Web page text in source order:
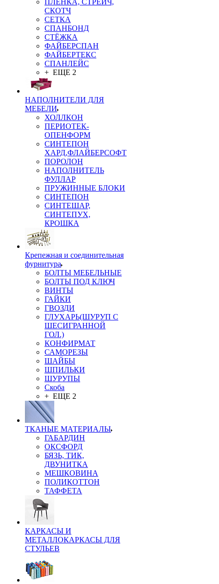
ПЛЁНКА, СТРЕЙЧ,
СКОТЧ
СЕТКА
СПАНБОНД
СТЁЖКА
ФАЙБЕРСПАН
ФАЙБЕРТЕКС
СПАНЛЕЙС
+ ЕЩЕ 2
НАПОЛНИТЕЛИ ДЛЯ
МЕБЕЛИ
ХОЛЛКОН
ПЕРИОТЕК-
ОПЕНФОРМ
СИНТЕПОН
ХАРД,ФЛАЙБЕРСОФТ
ПОРОЛОН
НАПОЛНИТЕЛЬ
ФУЛЛАР
ПРУЖИННЫЕ БЛОКИ
СИНТЕПОН
СИНТЕШАР,
СИНТЕПУХ,
КРОШКА
Крепежная и соединительная
фурнитура
БОЛТЫ МЕБЕЛЬНЫЕ
БОЛТЫ ПОД КЛЮЧ
ВИНТЫ
ГАЙКИ
ГВОЗДИ
ГЛУХАРЬ(ШУРУП С
ШЕСИГРАННОЙ
ГОЛ.)
КОНФИРМАТ
САМОРЕЗЫ
ШАЙБЫ
ШПИЛЬКИ
ШУРУПЫ
Скоба
+ ЕЩЕ 2
ТКАНЫЕ МАТЕРИАЛЫ
ГАБАРДИН
ОКСФОРД
БЯЗЬ, ТИК,
ДВУНИТКА
МЕШКОВИНА
ПОЛИКОТТОН
ТАФФЕТА
КАРКАСЫ И
МЕТАЛЛОКАРКАСЫ ДЛЯ
СТУЛЬЕВ